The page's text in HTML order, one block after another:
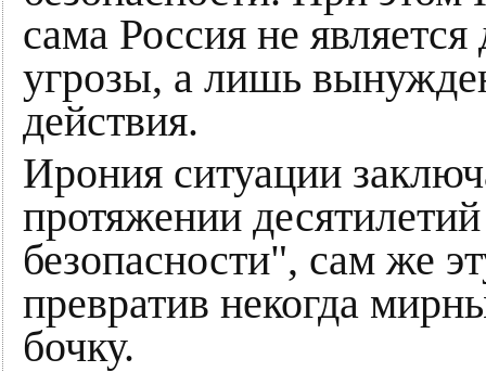
сама Россия не
угрозы, а лишь
действия.
Ирония ситуации
протяжении
безопасности", сам же
превратив некогда
бочку.